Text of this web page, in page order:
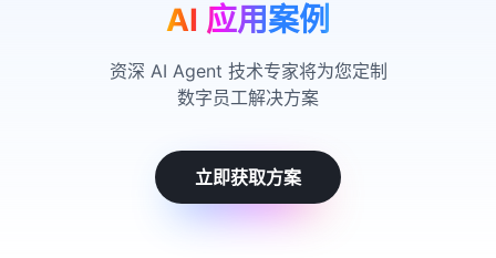
AI 应用案例
资深 AI Agent 技术专家将为您定制
数字员工解决方案
立即获取方案